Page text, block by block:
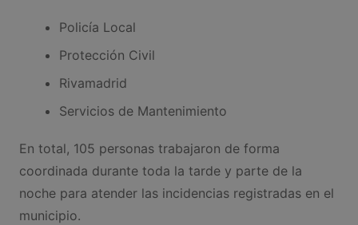
Policía Local
Protección Civil
Rivamadrid
Servicios de Mantenimiento
En total, 105 personas trabajaron de forma
coordinada durante toda la tarde y parte de la
noche para atender las incidencias registradas en el
municipio.